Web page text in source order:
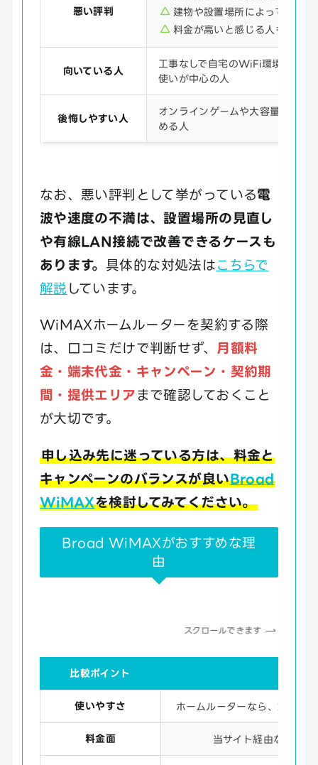
悪い評判
建物や設置場所によって電波
料金が高いと感じる人もいる
向いている人
工事なしで自宅のWiFi環境を整
使いが中心の人
後悔しやすい人
オンラインゲームや大容量通信を
める人
なお、悪い評判として挙がっている電
波や速度の不満は、設置場所の見直し
や有線LAN接続で改善できるケースも
あります。 具体的な対処法はこちらで
解説 しています。
WiMAXホームルーターを契約する際
は、口コミだけで判断せず、 月額料
金・端末代金・キャンペーン・契約期
間・提供エリアまで確認しておくこと
が大切です。
申し込み先に迷っている方は、料金と
キャンペーンのバランスが良いBroad
WiMAXを検討してみてください。
Broad WiMAXがおすすめな理
由
スクロールできます
比較ポイント
使いやすさ ホームルーターなら、端末が
料金面 当サイト経由なら